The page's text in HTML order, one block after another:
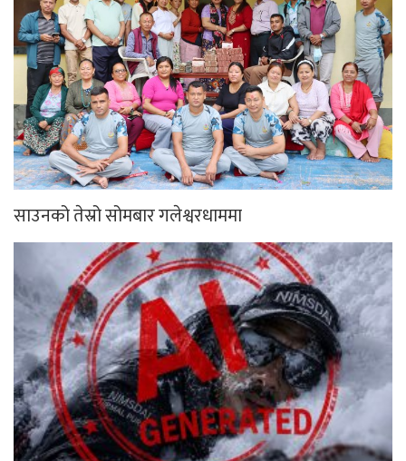
साउनको तेस्रो सोमबार गलेश्वरधाममा